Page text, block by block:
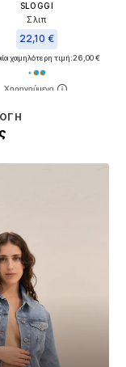
SLOGGI
Σλιπ
22,10 €
χαμηλότερη τιμή:26,00 €